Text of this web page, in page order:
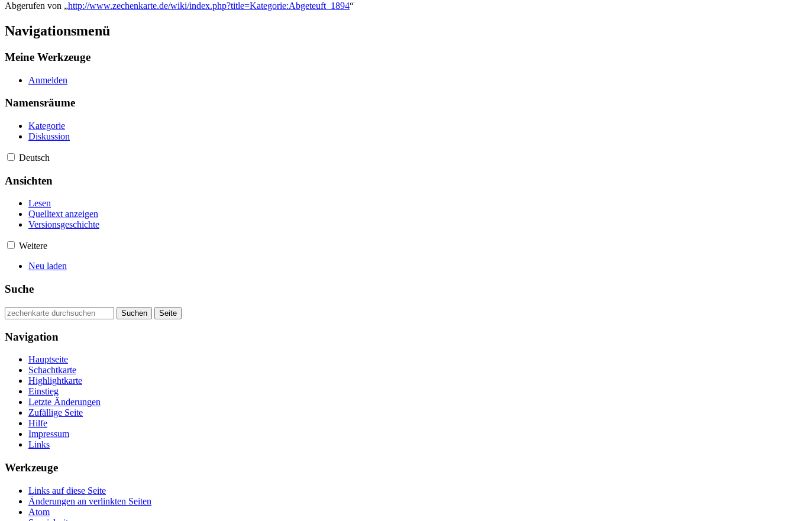
Abgerufen von „http://www.zechenkarte.de/wiki/index.php?title=Kategorie:Abgeteuft_1894“
Navigationsmenü
Meine Werkzeuge
Anmelden
Namensräume
Kategorie
Diskussion
Deutsch
Ansichten
Lesen
Quelltext anzeigen
Versionsgeschichte
Weitere
Neu laden
Suche
Navigation
Hauptseite
Schachtkarte
Highlightkarte
Einstieg
Letzte Änderungen
Zufällige Seite
Hilfe
Impressum
Links
Werkzeuge
Links auf diese Seite
Änderungen an verlinkten Seiten
Atom